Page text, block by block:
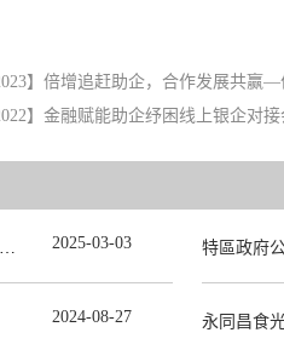
】倍增追赶助企，合作发展共赢
】金融赋能助企纾困线上银企对接
U+创享汇【2025】深化金融服务精准滴灌赋能发展专题会圆满举办 2025-03-03
2024-08-27